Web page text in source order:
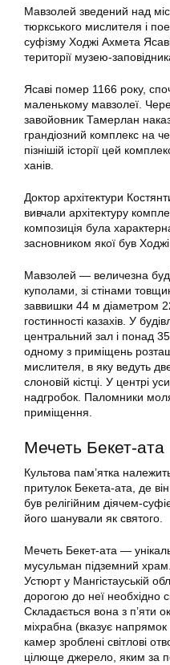
Мавзолей зведений над
тюркського мислителя і
суфізму Ходжі Ахмета
території музею-
Ясаві помер 1166 року,
маленькому мавзолеї.
завойовник Тамерлан
грандіозний комплекс на
пізнішій історії цей
ханів.
Доктор архітектури
вивчали архітектуру
композиція була
засновником якої був
Мавзолей — величезна
куполами, зі стінами
заввишки 44 м діаметром
гостинності казахів. У
центральний зал і понад
одному з приміщень
мислителя, в яку ведуть
слоновій кістці. У центрі
надгробок. Паломники
приміщення.
Мечеть Бекет-ата
Культова пам’ятка
притулок Бекета-ата, де
був релігійним діячем-
його шанували як святого.
Мечеть Бекет-ата —
мусульман підземний
Устюрт у Мангістауській
дорогою до неї необхідно
Складається вона з п’яти
міхрабна (вказує напрямок
камер зроблені світлові
цілюще джерело, яким за